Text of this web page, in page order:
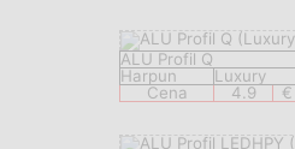
ALU Profil Q
Harpun
Luxury
Cena
4.9 €